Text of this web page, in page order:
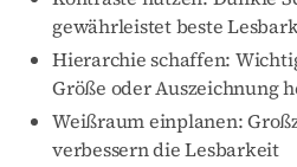
gewährleistet beste
Hierarchie schaffen:
Größe oder Auszeichnung
Weißraum einplanen:
verbessern die Lesbarkeit